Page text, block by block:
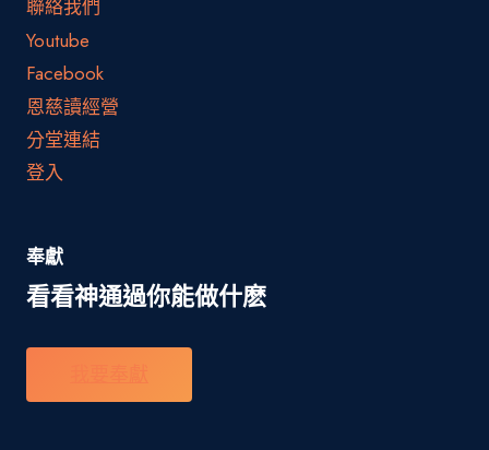
聯絡我們
Youtube
Facebook
恩慈讀經營
分堂連結
登入
奉獻
看看神通過你能做什麽